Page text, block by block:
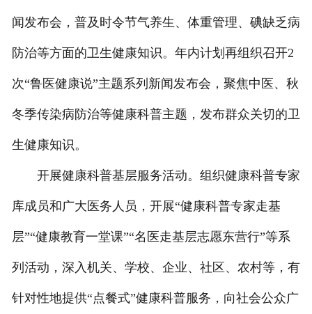
闻发布会，普及时令节气养生、体重管理、碘缺乏病
防治等方面的卫生健康知识。年内计划再组织召开2
次“鲁医健康说”主题系列新闻发布会，聚焦中医、秋
冬季传染病防治等健康科普主题，发布群众关切的卫
生健康知识。
开展健康科普基层服务活动。组织健康科普专家
库成员和广大医务人员，开展“健康科普专家走基
层”“健康教育一堂课”“名医走基层志愿东营行”等系
列活动，深入机关、学校、企业、社区、农村等，有
针对性地提供“点餐式”健康科普服务，向社会公众广